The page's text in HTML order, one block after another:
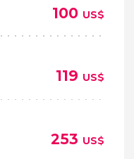
100 US$
119 US$
253 US$